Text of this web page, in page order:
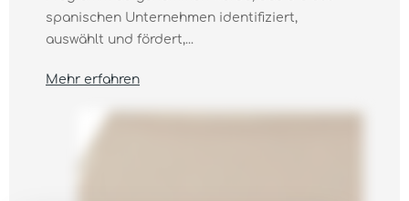
spanischen Unternehmen identifiziert,
auswählt und fördert,...
Mehr erfahren